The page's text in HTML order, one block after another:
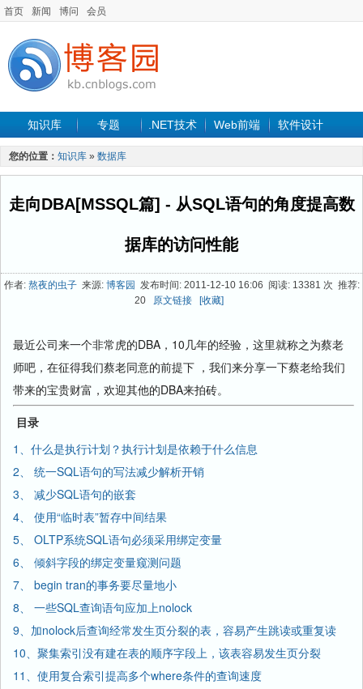
首页 新闻 博问 会员
知识库 专题 .NET技术 Web前端 软件设计
手机开发 软件工程
最新文章
您的位置： 知识库 » 数据库
走向DBA[MSSQL篇] - 从SQL语句的角度提高数
据库的访问性能
作者: 熬夜的虫子来源: 博客园 发布时间: 2011-12-10 16:06 阅读: 13381 次 推荐:
20 原文链接 [收藏]
最近公司来一个非常虎的DBA，10几年的经验，这里就称之为蔡老
师吧，在征得我们蔡老同意的前提下 ，我们来分享一下蔡老给我们
带来的宝贵财富，欢迎其他的DBA来拍砖。
目录
1、什么是执行计划？执行计划是依赖于什么信息
2、 统一SQL语句的写法减少解析开销
3、 减少SQL语句的嵌套
4、 使用“临时表”暂存中间结果
5、 OLTP系统SQL语句必须采用绑定变量
6、 倾斜字段的绑定变量窥测问题
7、 begin tran的事务要尽量地小
8、 一些SQL查询语句应加上nolock
9、加nolock后查询经常发生页分裂的表，容易产生跳读或重复读
10、聚集索引没有建在表的顺序字段上，该表容易发生页分裂
11、使用复合索引提高多个where条件的查询速度